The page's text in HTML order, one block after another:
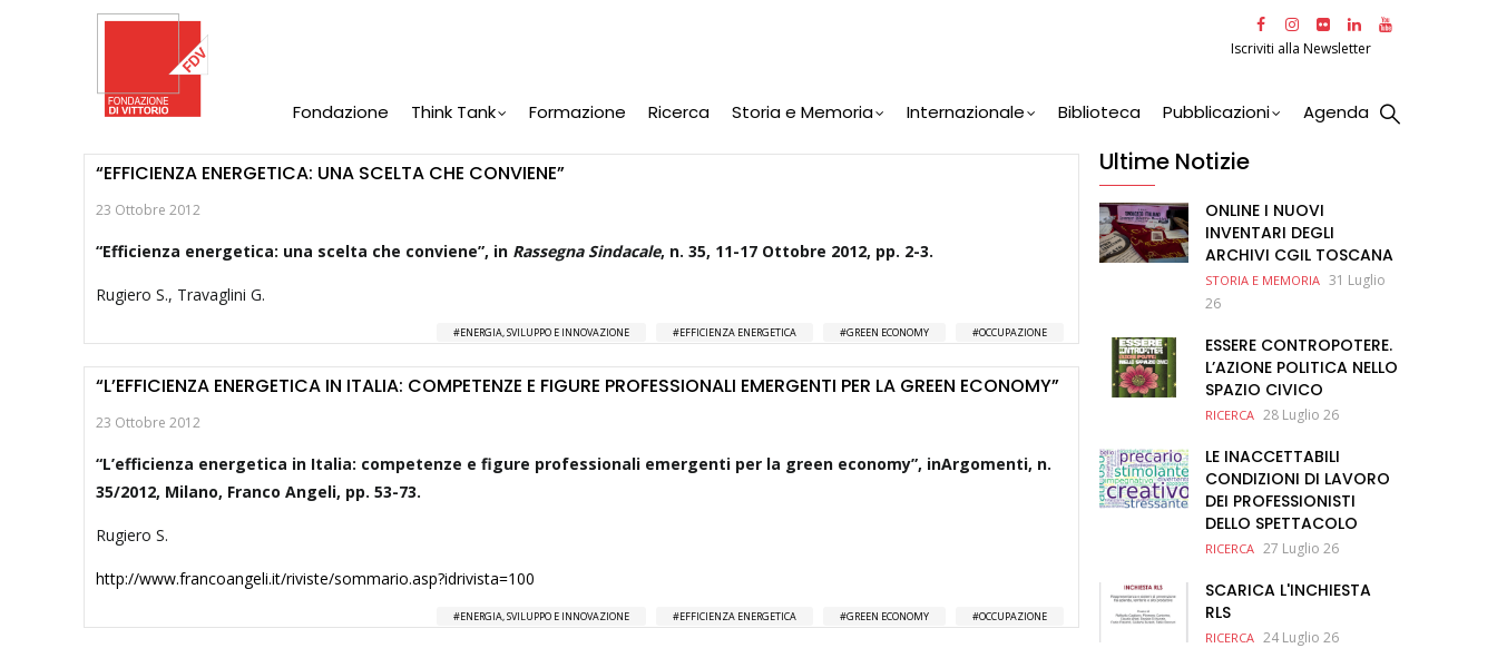
Iscriviti alla Newsletter
Navigation
Fondazione Think Tank Formazione Ricerca Storia e Memoria Internazionale Biblioteca Pubblicazioni Agenda
“EFFICIENZA ENERGETICA: UNA SCELTA CHE CONVIENE”
23 Ottobre 2012
“Efficienza energetica: una scelta che conviene”, in Rassegna Sindacale, n. 35, 11-17 Ottobre 2012, pp. 2-3.
Rugiero S., Travaglini G.
ENERGIA, SVILUPPO E INNOVAZIONE EFFICIENZA ENERGETICA GREEN ECONOMY OCCUPAZIONE
“L’EFFICIENZA ENERGETICA IN ITALIA: COMPETENZE E FIGURE PROFESSIONALI EMERGENTI PER LA GREEN ECONOMY”
23 Ottobre 2012
“L’efficienza energetica in Italia: competenze e figure professionali emergenti per la green economy”, inArgomenti, n.
35/2012, Milano, Franco Angeli, pp. 53-73.
Rugiero S.
http://www.francoangeli.it/riviste/sommario.asp?idrivista=100
ENERGIA, SVILUPPO E INNOVAZIONE EFFICIENZA ENERGETICA GREEN ECONOMY OCCUPAZIONE
Ultime Notizie
ONLINE I NUOVI
INVENTARI DEGLI
ARCHIVI CGIL TOSCANA
STORIA E MEMORIA 31 Luglio
26
ESSERE CONTROPOTERE.
L’AZIONE POLITICA NELLO
SPAZIO CIVICO
RICERCA 28 Luglio 26
LE INACCETTABILI
CONDIZIONI DI LAVORO
DEI PROFESSIONISTI
DELLO SPETTACOLO
RICERCA 27 Luglio 26
SCARICA L'INCHIESTA
RLS
RICERCA 24 Luglio 26